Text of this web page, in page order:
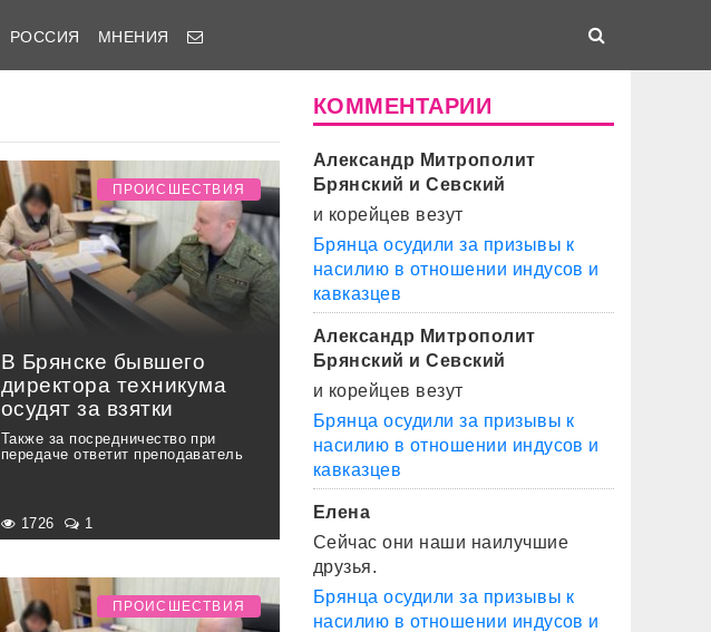
РОССИЯ МНЕНИЯ
В Брянске бывшего
директора техникума
осудят за взятки
Также за посредничество при
передаче ответит преподаватель
ПРОИСШЕСТВИЯ
1726 1
ПРОИСШЕСТВИЯ
КОММЕНТАРИИ
Александр Митрополит
Брянский и Севский
и корейцев везут
Брянца осудили за призывы к
насилию в отношении индусов и
кавказцев
Александр Митрополит
Брянский и Севский
и корейцев везут
Брянца осудили за призывы к
насилию в отношении индусов и
кавказцев
Елена
Сейчас они наши наилучшие
друзья.
Брянца осудили за призывы к
насилию в отношении индусов и